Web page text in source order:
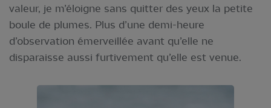
valeur, je m’éloigne sans quitter des yeux la petite
boule de plumes. Plus d’une demi-heure
d’observation émerveillée avant qu’elle ne
disparaisse aussi furtivement qu’elle est venue.